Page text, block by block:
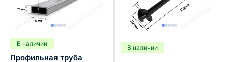
В наличии
Профильная труба
В наличии